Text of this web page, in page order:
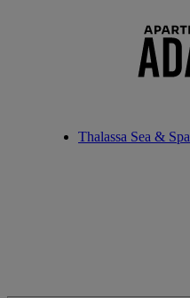
Thalassa Sea & Spa